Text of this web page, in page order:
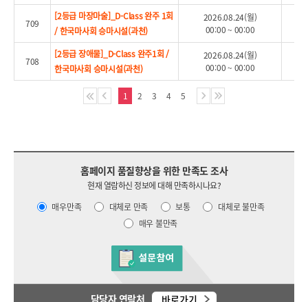
709
[2등급 마장마술]_D-Class 완주 1회
/ 한국마사회 승마시설(과천)
2026.08.24(월)
00:00 ~ 00:00
708
[2등급 장애물]_D-Class 완주1회 /
한국마사회 승마시설(과천)
2026.08.24(월)
00:00 ~ 00:00
1 2 3 4 5
홈페이지 품질향상을 위한 만족도 조사
현재 열람하신 정보에 대해 만족하시나요?
매우만족
대체로 만족 보통
대체로 불만족
매우 불만족
담당자 연락처 바로가기